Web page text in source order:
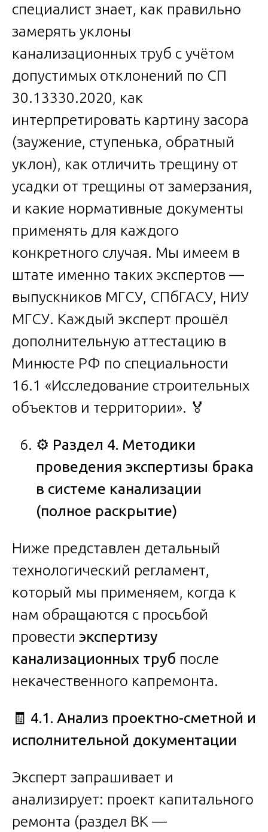
специалист знает, как правильно
замерять уклоны
канализационных труб с учётом
допустимых отклонений по СП
30.13330.2020, как
интерпретировать картину засора
(заужение, ступенька, обратный
уклон), как отличить трещину от
усадки от трещины от замерзания,
и какие нормативные документы
применять для каждого
конкретного случая. Мы имеем в
штате именно таких экспертов —
выпускников МГСУ, СПбГАСУ, НИУ
МГСУ. Каждый эксперт прошёл
дополнительную аттестацию в
Минюсте РФ по специальности
16.1 «Исследование строительных
объектов и территории». 🏅
⚙️ Раздел 4. Методики
проведения экспертизы брака
в системе канализации
(полное раскрытие)
Ниже представлен детальный
технологический регламент,
который мы применяем, когда к
нам обращаются с просьбой
провести экспертизу
канализационных труб после
некачественного капремонта.
🧾 4.1. Анализ проектно-сметной и
исполнительной документации
Эксперт запрашивает и
анализирует: проект капитального
ремонта (раздел ВК —